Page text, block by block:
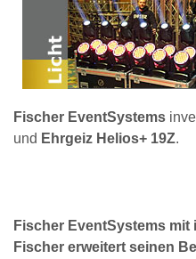
Fischer EventSystems
und Ehrgeiz Helios+ 19Z.
Fischer EventSystems
Fischer erweitert seinen